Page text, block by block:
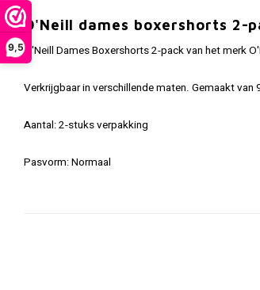
9,5
O'Neill dames boxershorts 2-
O'Neill Dames Boxershorts 2-pack van het merk
Verkrijgbaar in verschillende maten. Gemaakt van
Aantal: 2-stuks verpakking
Pasvorm: Normaal